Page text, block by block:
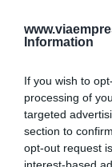
Information
If you wish to
processing of
targeted
section to
opt-out request